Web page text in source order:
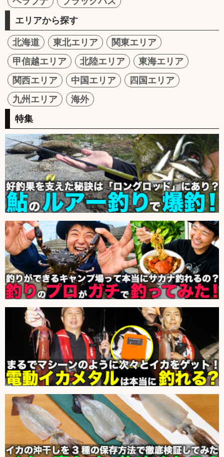
エリアから探す
北海道 東北エリア
関東エリア
甲信越エリア
北陸エリア
東海エリア
関西エリア
中国エリア
四国エリア
九州エリア
海外
特集